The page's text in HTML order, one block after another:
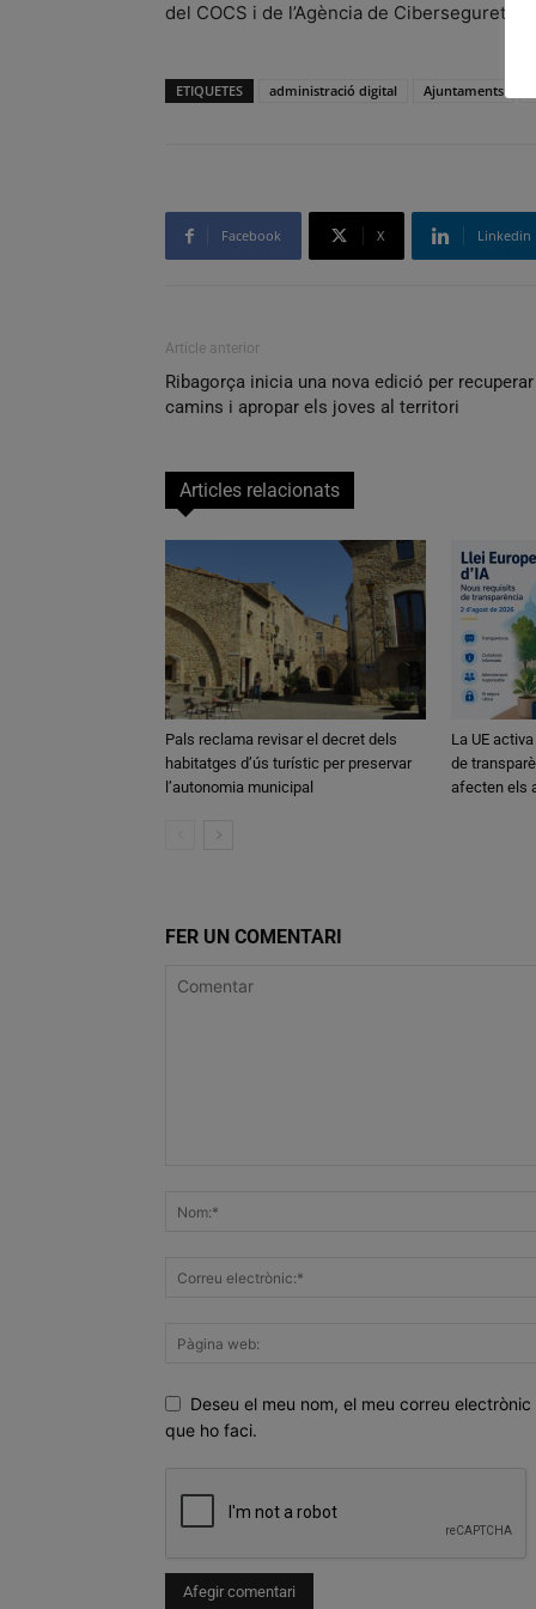
del COCS i de l’Agència de Ciberseguretat
ETIQUETES administració digital Ajuntaments
Facebook X Linkedin
Article anterior
Ribagorça inicia una nova edició per recuperar
camins i apropar els joves al territori
Articles relacionats
Pals reclama revisar el decret dels
habitatges d’ús turístic per preservar
l’autonomia municipal
La UE
de
afecten els
FER UN COMENTARI
Deseu el meu nom, el meu correu
que ho faci.